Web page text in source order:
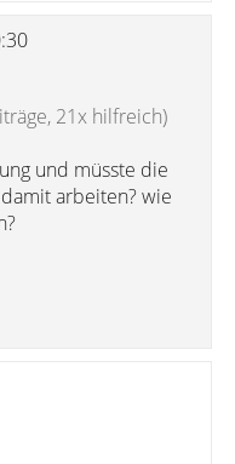
21x hilfreich)
und müsste die
arbeiten? wie